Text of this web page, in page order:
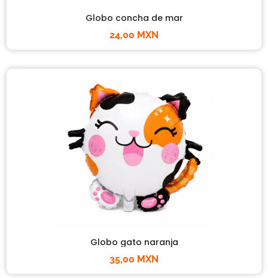
Globo concha de mar
24,00 MXN
Globo gato naranja
35,00 MXN